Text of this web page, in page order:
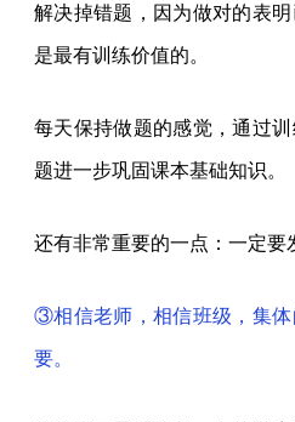
解决掉错题，因为做对的表
是最有训练价值的。
每天保持做题的感觉，通过
题进一步巩固课本基础知识。
还有非常重要的一点：一定要
③相信老师，相信班级，集
要。